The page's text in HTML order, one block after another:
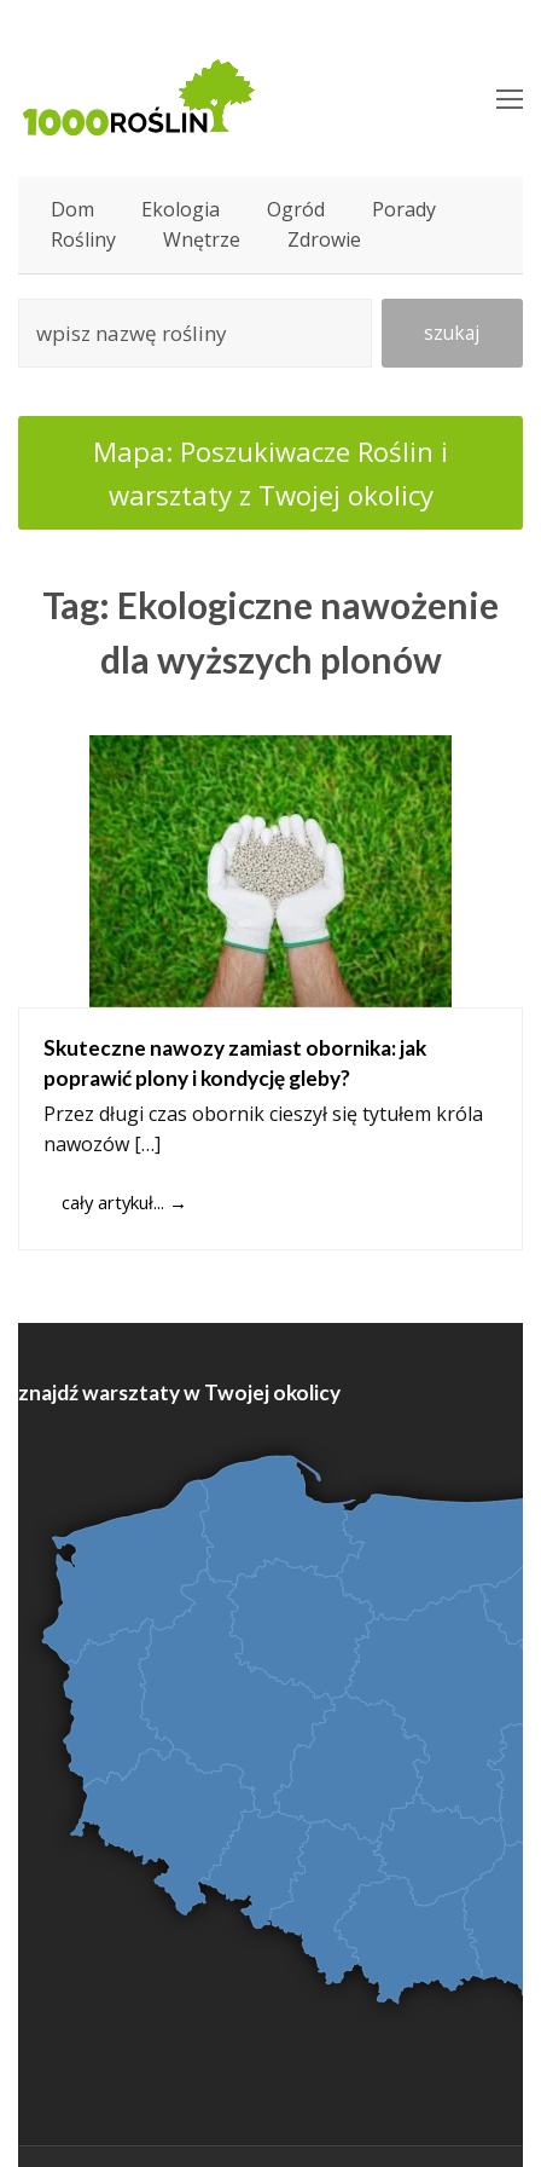
Dom Ekologia Ogród
Porady
Rośliny
Wnętrze Zdrowie
szukaj
Mapa: Poszukiwacze Roślin i
warsztaty z Twojej okolicy
Tag: Ekologiczne nawożenie
dla wyższych plonów
Skuteczne nawozy zamiast obornika: jak
poprawić plony i kondycję gleby?
Przez długi czas obornik cieszył się tytułem króla
nawozów […]
cały artykuł... →
znajdź warsztaty w Twojej okolicy